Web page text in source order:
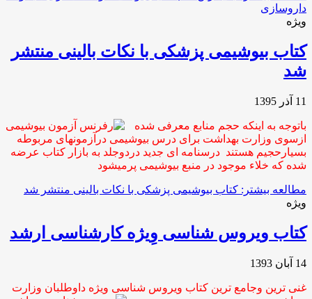
داروسازی
ویژه
کتاب بیوشیمی پزشکی با نکات بالینی منتشر
شد
11 آذر 1395
باتوجه به اینکه حجم منابع معرفی شده
ازسوی وزارت بهداشت برای درس بیوشیمی درآزمونهای مربوطه
بسیارحجیم هستند درسنامه ای جدید دردوجلد به بازار کتاب عرضه
شده که خلاء موجود در منبع بیوشیمی پرمیشود
مطالعه بیشتر: کتاب بیوشیمی پزشکی با نکات بالینی منتشر شد
ویژه
کتاب ویروس شناسی وِیژه کارشناسی ارشد
14 آبان 1393
غنی ترین وجامع ترین کتاب ویروس شناسی ویژه داوطلبان وزارت